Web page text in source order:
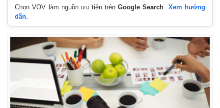
Chọn VOV làm nguồn ưu tiên trênGoogle Search. Xem hướng
dẫn.